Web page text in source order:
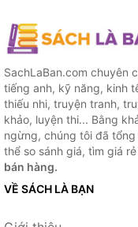
SachLaBan.com chuyên
tiếng anh, kỹ năng, kinh
thiếu nhi, truyện tranh,
khảo, luyện thi... Bằng
ngừng, chúng tôi đã
thể so sánh giá, tìm giá
bán hàng.
VỀ SÁCH LÀ BẠN